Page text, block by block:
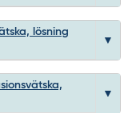
lösning